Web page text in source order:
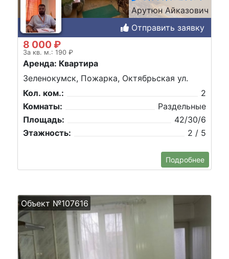
Арутюн Айказович
Отправить заявку
8 000 ₽
За кв. м.: 190 ₽
Аренда: Квартира
Зеленокумск, Пожарка, Октябрьская ул.
Кол. ком.:
2
Комнаты:
Раздельные
Площадь:
42/30/6
Этажность:
2 / 5
Подробнее
Объект №107616